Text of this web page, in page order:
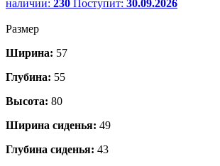
наличии: 230 Поступит: 30.09.2026
Размер
Ширина: 57
Глубина: 55
Высота: 80
Ширина сиденья: 49
Глубина сиденья: 43